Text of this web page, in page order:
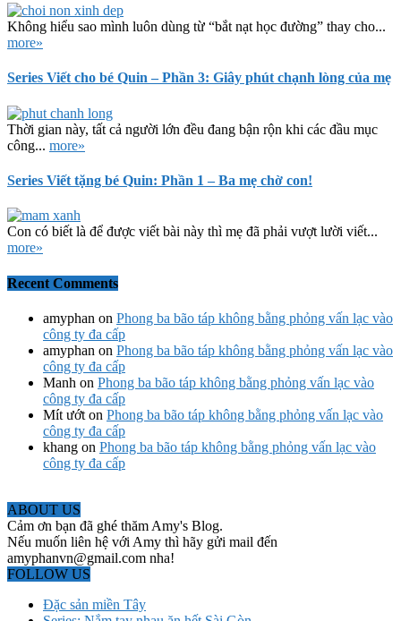
Không hiểu sao mình luôn dùng từ “bắt nạt học đường” thay cho...
more»
Series Viết cho bé Quin – Phần 3: Giây phút chạnh lòng của mẹ
Thời gian này, tất cả người lớn đều đang bận rộn khi các đầu mục
công... more»
Series Viết tặng bé Quin: Phần 1 – Ba mẹ chờ con!
Con có biết là để được viết bài này thì mẹ đã phải vượt lười viết...
more»
Recent Comments
amyphan on Phong ba bão táp không bằng phỏng vấn lạc vào
công ty đa cấp
amyphan on Phong ba bão táp không bằng phỏng vấn lạc vào
công ty đa cấp
Manh on Phong ba bão táp không bằng phỏng vấn lạc vào
công ty đa cấp
Mít ướt on Phong ba bão táp không bằng phỏng vấn lạc vào
công ty đa cấp
khang on Phong ba bão táp không bằng phỏng vấn lạc vào
công ty đa cấp
ABOUT US
Cảm ơn bạn đã ghé thăm Amy's Blog.
Nếu muốn liên hệ với Amy thì hãy gửi mail đến
amyphanvn@gmail.com nha!
FOLLOW US
Đặc sản miền Tây